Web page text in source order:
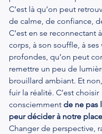
C’est là qu’on peut
de calme, de confiance,
C’est en se reconnectant
corps, à son souffle, à ses
profondes, qu’on peut
remettre un peu de
brouillard ambiant. Et
fuir la réalité. C’est choisir
consciemment de ne pas
peur décider à notre place
Changer de perspective,